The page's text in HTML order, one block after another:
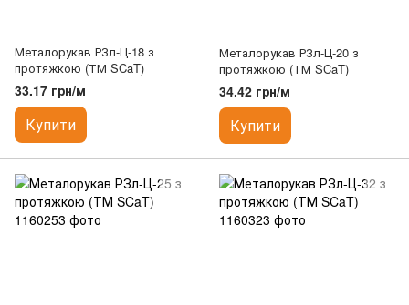
Металорукав РЗл-Ц-18 з
протяжкою (ТМ SCaT)
33.17 грн/м
Купити
Металорукав РЗл-Ц-20 з
протяжкою (ТМ SCaT)
34.42 грн/м
Купити